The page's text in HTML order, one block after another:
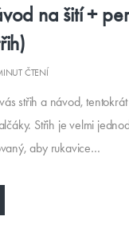
na šití +
ČTENÍ
střih a návod,
Střih je velmi
aby rukavice…